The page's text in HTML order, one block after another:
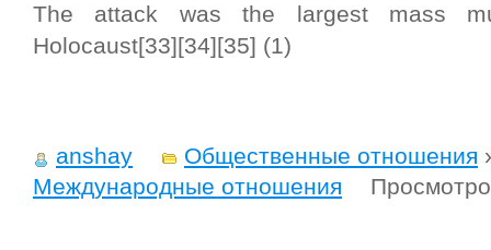
The attack was the largest mass
Holocaust[33][34][35] (1)
anshay Общественные отношения
Международные отношения